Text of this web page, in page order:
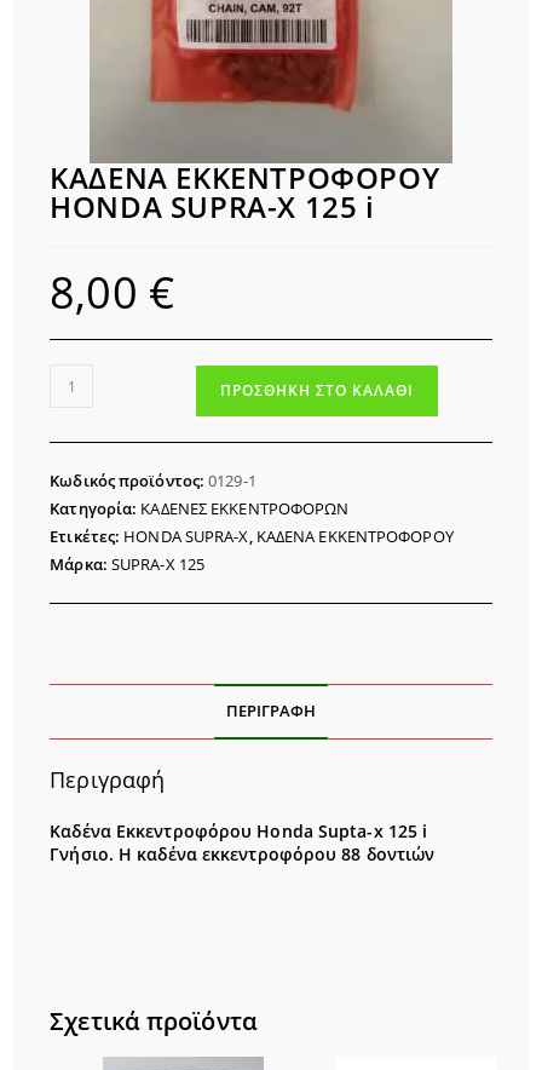
ΚΑΔΕΝΑ ΕΚΚΕΝΤΡΟΦΟΡΟΥ
HONDA SUPRA-X 125 i
8,00 €
ΚΑΔΕΝΑ
HONDA
SUPRA-
X
125
i
ΠΡΟΣΘΉΚΗ ΣΤΟ ΚΑΛΆΘΙ
Κωδικός προϊόντος:0129-1
Κατηγορία: ΚΑΔΕΝΕΣ ΕΚΚΕΝΤΡΟΦΟΡΩΝ
Ετικέτες: HONDA SUPRA-X, ΚΑΔΕΝΑ ΕΚΚΕΝΤΡΟΦΟΡΟΥ
Μάρκα: SUPRA-X 125
ΠΕΡΙΓΡΑΦΉ
Περιγραφή
Καδένα Εκκεντροφόρου Honda Supta-x 125 i
Γνήσιο. Η καδένα εκκεντροφόρου 88 δοντιών
Σχετικά προϊόντα